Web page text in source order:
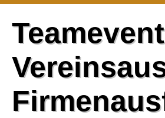
Ausflugsideen
Sommerangebot